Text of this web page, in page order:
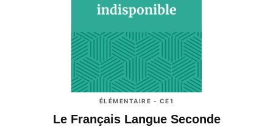
ÉLÉMENTAIRE - CE1
Le Français Langue Seconde